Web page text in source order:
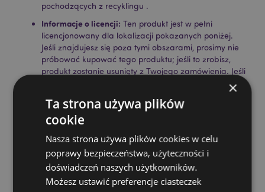
pochodzących z recyklingu .
Informacje o licencji: Ten produkt jest w pełni
licencjonowany dla lokalizacji pokazanych poniżej.
Jeśli znajdujesz się poza tymi obszarami, prosimy nie
próbować kupować tego produktu; jeśli to zrobisz,
produkt zostanie usunięty z Twojego zamówienia. Jeśli
potrzebujesz więcej informacji, skontaktuj się z naszym
Terytoria objęte licencją:Wyspy Alandzkie, Austria,
Azory (Portugalia), Baleary (Hiszpania), Belgia,
Ceuta i Melilla, Korsyka (Francja), Chorwacja, Cypr,
Czechy, Dania, Estonia, Finlandia (kontynentalna),
Francja (kontynentalna), Gujana Francuska, Niemcy,
Gibraltar, Grecja, Gwadelupa, Guernsey (Wyspy
Normandzkie), Watykan, Węgry, Islandia, Irlandia,
×
Ta strona używa plików
cookie
Nasza strona używa plików cookies w celu
poprawy bezpieczeństwa, użyteczności i
doświadczeń naszych użytkowników.
Możesz ustawić preferencje ciasteczek